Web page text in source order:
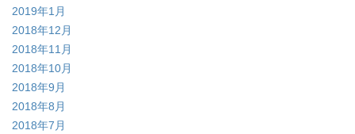
2019年1月
2018年12月
2018年11月
2018年10月
2018年9月
2018年8月
2018年7月